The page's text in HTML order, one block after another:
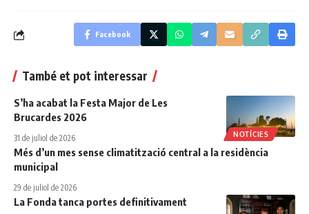
Facebook
També et pot interessar
NOTÍCIES
S’ha acabat la Festa Major de Les
Brucardes 2026
31 de juliol de 2026
Més d’un mes sense climatització central a la residència
municipal
29 de juliol de 2026
La Fonda tanca portes definitivament